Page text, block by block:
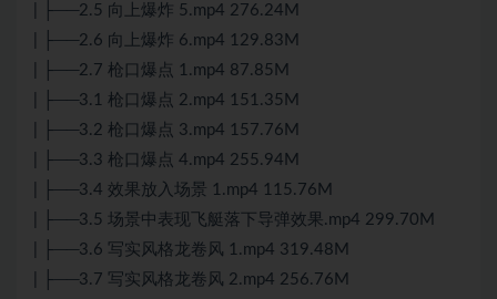
| ├──2.5 向上爆炸 5.mp4 276.24M
| ├──2.6 向上爆炸 6.mp4 129.83M
| ├──2.7 枪口爆点 1.mp4 87.85M
| ├──3.1 枪口爆点 2.mp4 151.35M
| ├──3.2 枪口爆点 3.mp4 157.76M
| ├──3.3 枪口爆点 4.mp4 255.94M
| ├──3.4 效果放入场景 1.mp4 115.76M
| ├──3.5 场景中表现飞艇落下导弹效果.mp4 299.70M
| ├──3.6 写实风格龙卷风 1.mp4 319.48M
| ├──3.7 写实风格龙卷风 2.mp4 256.76M